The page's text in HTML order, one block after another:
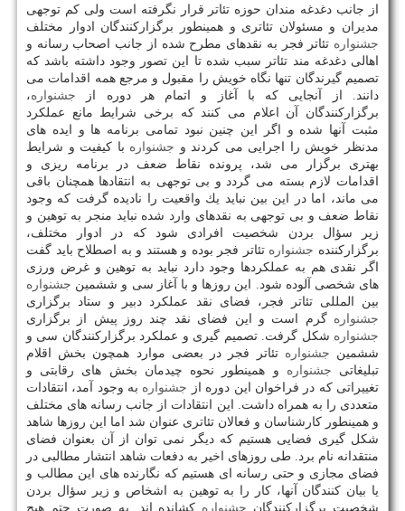
از جانب دغدغه مندان حوزه تئاتر قرار نگرفته است ولی كم توجهی
مدیران و مسئولان تئاتری و همینطور برگزاركنندگان ادوار مختلف
جشنواره تئاتر فجر به نقدهای مطرح شده از جانب اصحاب رسانه و
اهالی دغدغه مند تئاتر سبب شده تا این تصور وجود داشته باشد كه
تصمیم گیرندگان تنها نگاه خویش را مقبول و مرجع همه اقدامات می
دانند. از آنجایی كه با آغاز و اتمام هر دوره از جشنواره،
برگزاركنندگان آن اعلام می كنند كه برخی شرایط مانع عملكرد
مثبت آنها شده و اگر این چنین نبود تمامی برنامه ها و ایده های
مدنظر خویش را اجرایی می كردند و جشنواره با كیفیت و شرایط
بهتری برگزار می شد، پرونده نقاط ضعف در برنامه ریزی و
اقدامات لازم بسته می گردد و بی توجهی به انتقادها همچنان باقی
می ماند، اما در این بین نباید یك واقعیت را نادیده گرفت كه وجود
نقاط ضعف و بی توجهی به نقدهای وارد شده نباید منجر به توهین و
زیر سؤال بردن شخصیت افرادی شود كه در ادوار مختلف،
برگزاركننده جشنواره تئاتر فجر بوده و هستند و به اصطلاح باید گفت
اگر نقدی هم به عملكردها وجود دارد نباید به توهین و غرض ورزی
های شخصی آلوده شود. این روزها و با آغاز سی و ششمین جشنواره
بین المللی تئاتر فجر، فضای نقد عملكرد دبیر و ستاد برگزاری
جشنواره گرم است و این فضای نقد چند روز پیش از برگزاری
جشنواره شكل گرفت. تصمیم گیری و عملكرد برگزاركنندگان سی و
ششمین جشنواره تئاتر فجر در بعضی موارد همچون بخش اقلام
تبلیغاتی جشنواره و همینطور نحوه چیدمان بخش های رقابتی و
تغییراتی كه در فراخوان این دوره از جشنواره به وجود آمد، انتقادات
متعددی را به همراه داشت. این انتقادات از جانب رسانه های مختلف
و همینطور كارشناسان و فعالان تئاتری عنوان شد اما این روزها شاهد
شكل گیری فضایی هستیم كه دیگر نمی توان از آن بعنوان فضای
منتقدانه نام برد. طی روزهای اخیر به دفعات شاهد انتشار مطالبی در
فضای مجازی و حتی رسانه ای هستیم كه نگارنده های این مطالب و
یا بیان كنندگان آنها، كار را به توهین به اشخاص و زیر سؤال بردن
شخصیت برگزاركنندگان جشنواره كشانده اند. به صورت حتم هیچ